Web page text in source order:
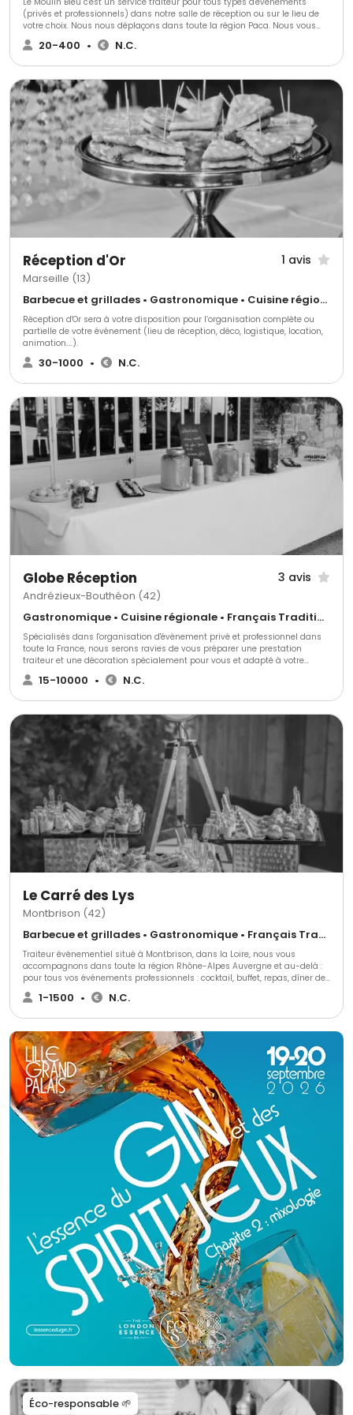
(privés et professionnels) dans notre salle de réception ou sur le lieu de
votre choix. Nous nous déplaçons dans toute la région Paca. Nous vous
proposons une prestation de qualité et entièrement personnalisée. Le
Moulin Bleu traiteur c'est une équipe de professionnels de l'événementiel
20-400 • N.C.
Réception d'Or 1 avis
Marseille (13)
Barbecue et grillades • Gastronomique • Cuisine régionale
Réception d'Or sera à votre disposition pour l’organisation complète ou
partielle de votre événement (lieu de réception, déco, logistique, location,
animation….).
30-1000 • N.C.
Globe Réception 3 avis
Andrézieux-Bouthéon (42)
Gastronomique • Cuisine régionale • Français Traditionnel
Spécialisés dans l'organisation d'évènement privé et professionnel dans
toute la France, nous serons ravies de vous préparer une prestation
traiteur et une décoration spécialement pour vous et adapté à votre
thème. Nous mettons tout en œuvre pour accorder la décoration à votre
événement et créer une identité inédite.
15-10000 • N.C.
Le Carré des Lys
Montbrison (42)
Barbecue et grillades • Gastronomique • Français Traditionnel
Traiteur évènementiel situé à Montbrison, dans la Loire, nous vous
accompagnons dans toute la région Rhône-Alpes Auvergne et au-delà :
pour tous vos événements professionnels : cocktail, buffet, repas, dîner de
gala, plateaux repas, arbre de noël, assemblée générale..et pour toutes
vos réceptions privées : baptême, anniversaire, mariage, repas associatif...
partenaires locaux, notamment éleveurs et producteurs de légumes.
Partenaire des plus beaux et prestigieux lieux de réception pour vos
événements familiaux ou professionnels, nous vous proposons
d’organiser votre réception clé en main... Au plaisir d'échanger avec vous !
1-1500 • N.C.
Éco-responsable 🌱